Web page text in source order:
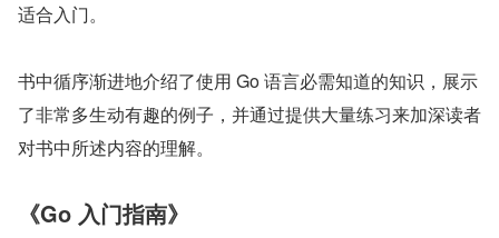
适合入门。
书中循序渐进地介绍了使用 Go 语言必需知道的知识，展示
了非常多生动有趣的例子，并通过提供大量练习来加深读者
对书中所述内容的理解。
《Go 入门指南》